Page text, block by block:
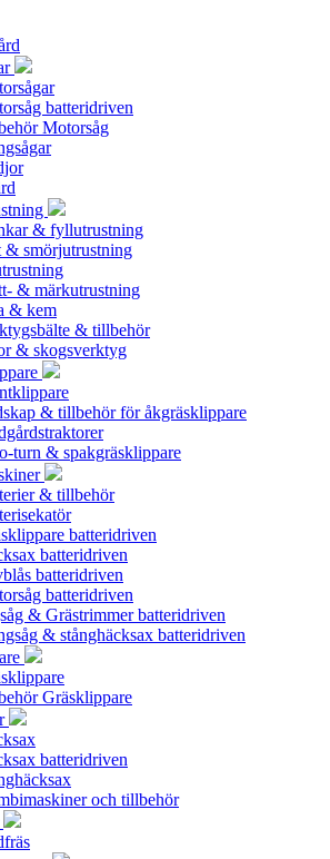
batteridriven
Motorsåg
& fyllutrustning
& smörjutrustning
& märkutrustning
& kem
& tillbehör
& skogsverktyg
& tillbehör för åkgräsklippare
turn & spakgräsklippare
& tillbehör
batteridriven
batteridriven
batteridriven
batteridriven
& Grästrimmer batteridriven
& stånghäcksax batteridriven
Gräsklippare
batteridriven
och tillbehör